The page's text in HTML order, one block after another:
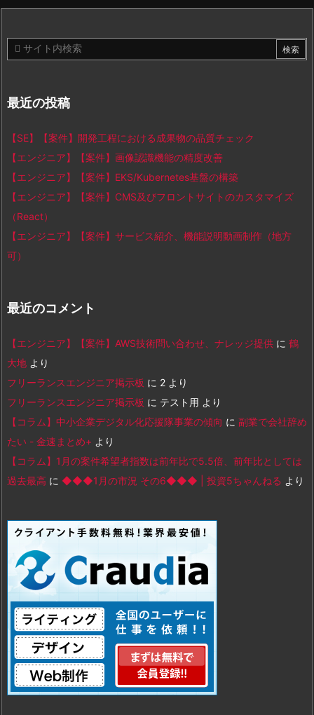
最近の投稿
【SE】【案件】開発工程における成果物の品質チェック
【エンジニア】【案件】画像認識機能の精度改善
【エンジニア】【案件】EKS/Kubernetes基盤の構築
【エンジニア】【案件】CMS及びフロントサイトのカスタマイズ
（React）
【エンジニア】【案件】サービス紹介、機能説明動画制作（地方
可）
最近のコメント
【エンジニア】【案件】AWS技術問い合わせ、ナレッジ提供 に 鶴
大地 より
フリーランスエンジニア掲示板 に 2 より
フリーランスエンジニア掲示板 に テスト用 より
【コラム】中小企業デジタル化応援隊事業の傾向 に 副業で会社辞め
たい - 金速まとめ+ より
【コラム】1月の案件希望者指数は前年比で5.5倍、前年比としては
過去最高 に ◆◆◆1月の市況 その6◆◆◆ | 投資5ちゃんねる より